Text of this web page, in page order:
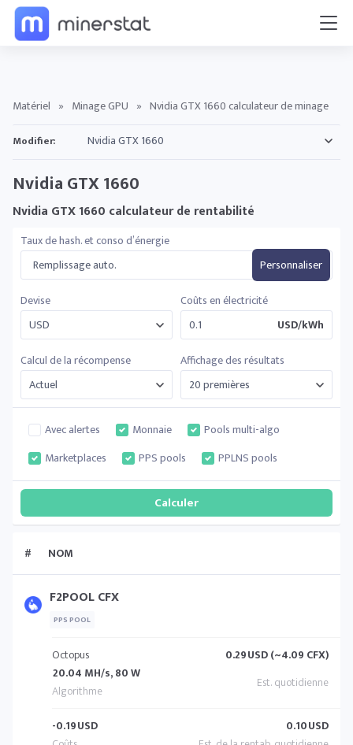
Matériel » Minage GPU » Nvidia GTX 1660 calculateur de minage
Modifier:
Nvidia GTX 1660
Nvidia GTX 1660 calculateur de rentabilité
Taux de hash. et conso d’énergie
Remplissage auto.
Personnaliser
Devise
Coûts en électricité
USD/kWh
Calcul de la récompense
Affichage des résultats
Avec alertes Monnaie
Pools multi-algo
Marketplaces
PPS pools PPLNS pools
# NOM
F2POOL CFX
PPS POOL
Octopus
20.04 MH/s, 80 W
0.29USD (~4.09 CFX)
-0.19USD 0.10USD